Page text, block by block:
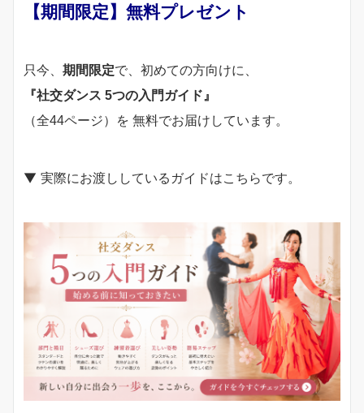
【期間限定】無料プレゼント
只今、 期間限定で、初めての方向けに、
『社交ダンス 5つの入門ガイド』
（全44ページ）を 無料でお届けしています。
▼ 実際にお渡ししているガイドはこちらです。